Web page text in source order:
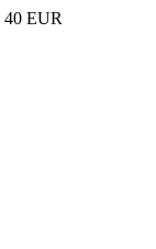
40 EUR